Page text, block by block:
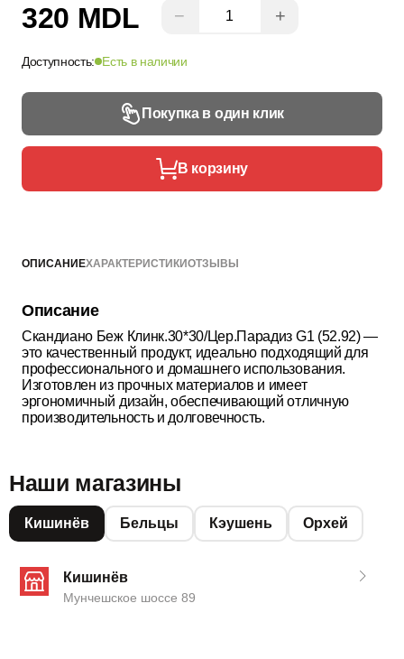
320 MDL − +
Доступность: Есть в наличии
Покупка в один клик
В корзину
ОПИСАНИЕХАРАКТЕРИСТИКИОТЗЫВЫ
Описание
Скандиано Беж Клинк.30*30/Цер.Парадиз G1 (52.92) —
это качественный продукт, идеально подходящий для
профессионального и домашнего использования.
Изготовлен из прочных материалов и имеет
эргономичный дизайн, обеспечивающий отличную
производительность и долговечность.
Наши магазины
Кишинёв Бельцы Кэушень Орхей
Кишинёв
Мунчешское шоссе 89